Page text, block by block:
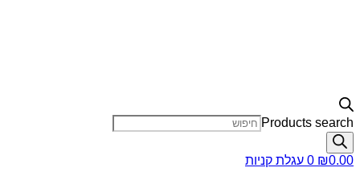
Products search
₪0.00
0 עגלת קניות